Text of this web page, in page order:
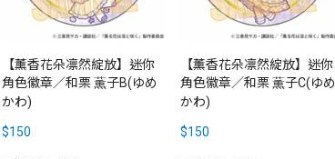
【薰香花朵凛然綻放】迷你
角色徽章／和栗 薫子B(ゆめ
かわ)
$150
【薰香花朵凛然綻放】迷你
角色徽章／和栗 薫子C(ゆめ
かわ)
$150